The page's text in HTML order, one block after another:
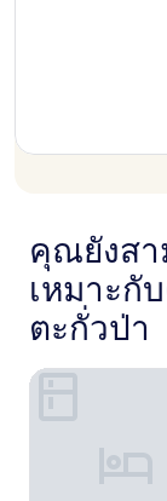
สอร์ท
คุณยังสา
เหมาะกั
ตะกั่วป่า
เลอ เมอริเดียน